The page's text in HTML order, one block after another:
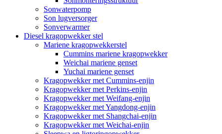
Sonwaterpomp
Son lugversorger
Sonverwarmer
Diesel kragopwekker stel
Mariene kragopwekkerstel
Cummins mariene kragopwekker
Weichai mariene genset
Yuchai mariene genset
Kragopwekker met Cummins-enjin
Kragopwekker met Perkins-enjin
Kragopwekker met Weifang-enjin
Kragopwekker met Yangdong-enjin
Kragopwekker met Shangchai-enjin
Kragopwekker met Weichai-enjin